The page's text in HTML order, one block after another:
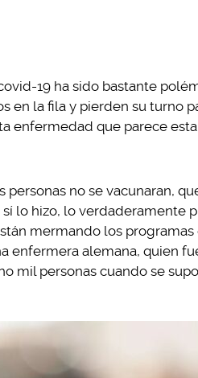
19 ha sido bastante
en la fila y pierden su turno
enfermedad que parece
personas no se vacunaran,
lo hizo, lo verdaderamente
mermando los
enfermera alemana, quien
mil personas cuando se